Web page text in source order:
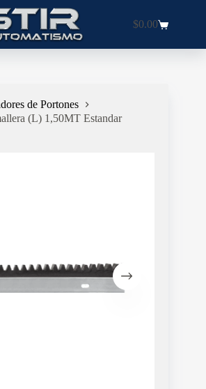
Carro
$0.00
de Portones
(L) 1,50MT Estandar